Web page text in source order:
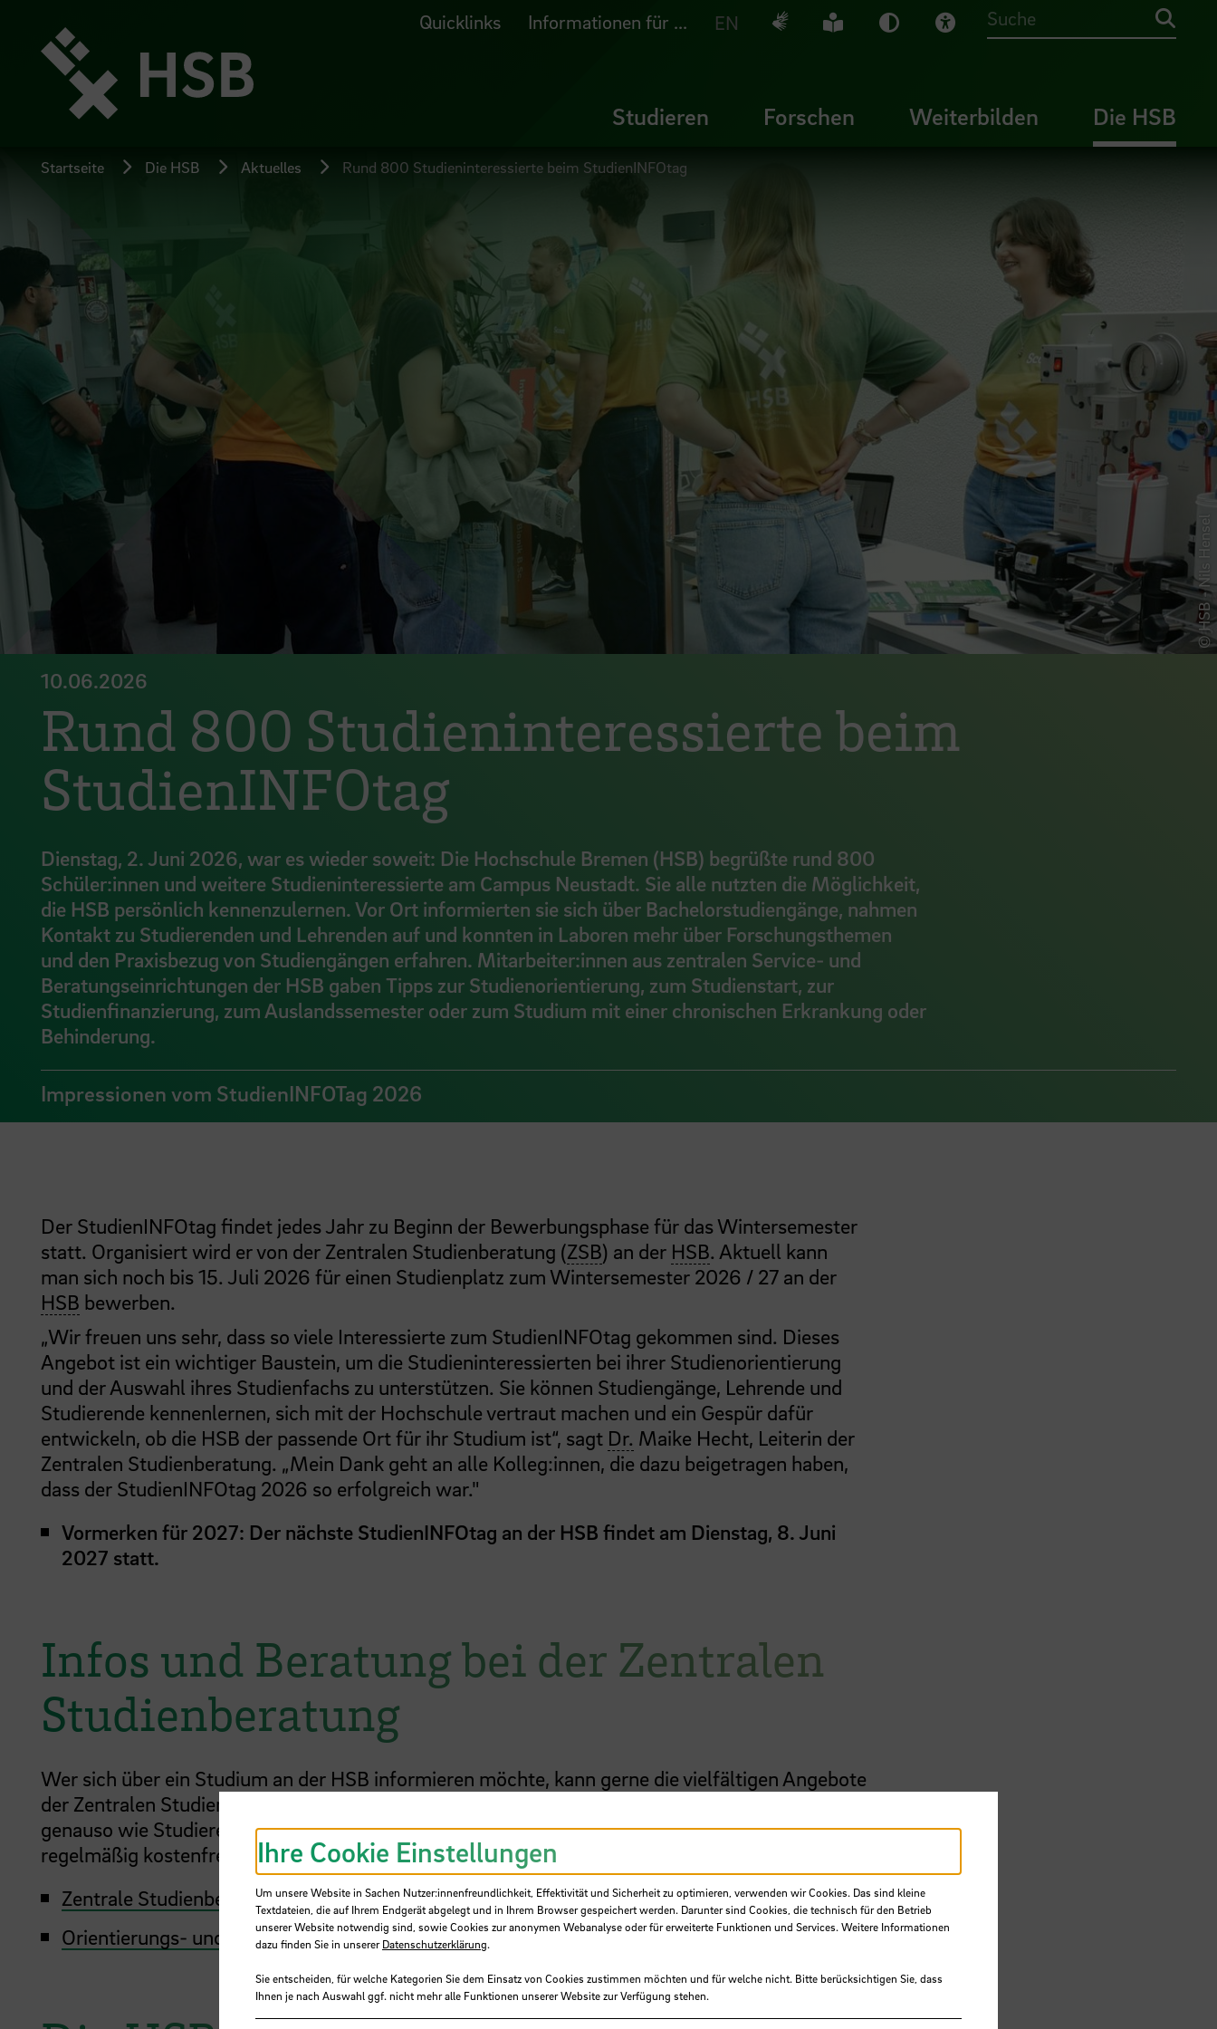
Seiteninhalt
springen
Quicklinks Informationen für ... EN Deutsche Gebärdensprache
Leichte Sprache
Dunkel-Modus
Visuelle Hilfe
Suche
Studieren Forschen Weiterbilden Die HSB
Startseite Die HSB Aktuelles Rund 800 Studieninteressierte beim StudienINFOtag
© HSB - Nils Hensel
10.06.2026
Rund 800 Studieninteressierte beim
StudienINFOtag
Dienstag, 2. Juni 2026, war es wieder soweit: Die Hochschule Bremen (HSB) begrüßte rund 800
Schüler:innen und weitere Studieninteressierte am Campus Neustadt. Sie alle nutzten die Möglichkeit,
die HSB persönlich kennenzulernen. Vor Ort informierten sie sich über Bachelorstudiengänge, nahmen
Kontakt zu Studierenden und Lehrenden auf und konnten in Laboren mehr über Forschungsthemen
und den Praxisbezug von Studiengängen erfahren. Mitarbeiter:innen aus zentralen Service- und
Beratungseinrichtungen der HSB gaben Tipps zur Studienorientierung, zum Studienstart, zur
Studienfinanzierung, zum Auslandssemester oder zum Studium mit einer chronischen Erkrankung oder
Behinderung.
Impressionen vom StudienINFOTag 2026
Der StudienINFOtag findet jedes Jahr zu Beginn der Bewerbungsphase für das Wintersemester
statt. Organisiert wird er von der Zentralen Studienberatung (ZSB) an der HSB. Aktuell kann
man sich noch bis 15. Juli 2026 für einen Studienplatz zum Wintersemester 2026 / 27 an der
HSB bewerben.
„Wir freuen uns sehr, dass so viele Interessierte zum StudienINFOtag gekommen sind. Dieses
Angebot ist ein wichtiger Baustein, um die Studieninteressierten bei ihrer Studienorientierung
und der Auswahl ihres Studienfachs zu unterstützen. Sie können Studiengänge, Lehrende und
Studierende kennenlernen, sich mit der Hochschule vertraut machen und ein Gespür dafür
entwickeln, ob die HSB der passende Ort für ihr Studium ist“, sagt Dr. Maike Hecht, Leiterin der
Zentralen Studienberatung. „Mein Dank geht an alle Kolleg:innen, die dazu beigetragen haben,
dass der StudienINFOtag 2026 so erfolgreich war."
Vormerken für 2027: Der nächste StudienINFOtag an der HSB findet am Dienstag, 8. Juni
2027 statt.
Infos und Beratung bei der Zentralen
Studienberatung
Wer sich über ein Studium an der HSB informieren möchte, kann gerne die vielfältigen Angebote
der Zentralen Studienberatung nutzen. Die Mitarbeiter:innen beraten Studieninteressierte
genauso wie Studierende, zu sämtlichen Themen rund ums Studium. Zudem bietet dieZSB
regelmäßig kostenfreie Workshops und Infoveranstaltungen an.
Zentrale Studienberatung (ZSB)
Orientierungs- und Beratungsangebote der ZSB auf einen Blick
Ihre Cookie Einstellungen
Um unsere Website in Sachen Nutzer:innenfreundlichkeit, Effektivität und Sicherheit zu optimieren, verwenden wir Cookies. Das sind kleine
Textdateien, die auf Ihrem Endgerät abgelegt und in Ihrem Browser gespeichert werden. Darunter sind Cookies, die technisch für den Betrieb
unserer Website notwendig sind, sowie Cookies zur anonymen Webanalyse oder für erweiterte Funktionen und Services. Weitere Informationen
dazu finden Sie in unsererDatenschutzerklärung.
Sie entscheiden, für welche Kategorien Sie dem Einsatz von Cookies zustimmen möchten und für welche nicht. Bitte berücksichtigen Sie, dass
Ihnen je nach Auswahl ggf. nicht mehr alle Funktionen unserer Website zur Verfügung stehen.